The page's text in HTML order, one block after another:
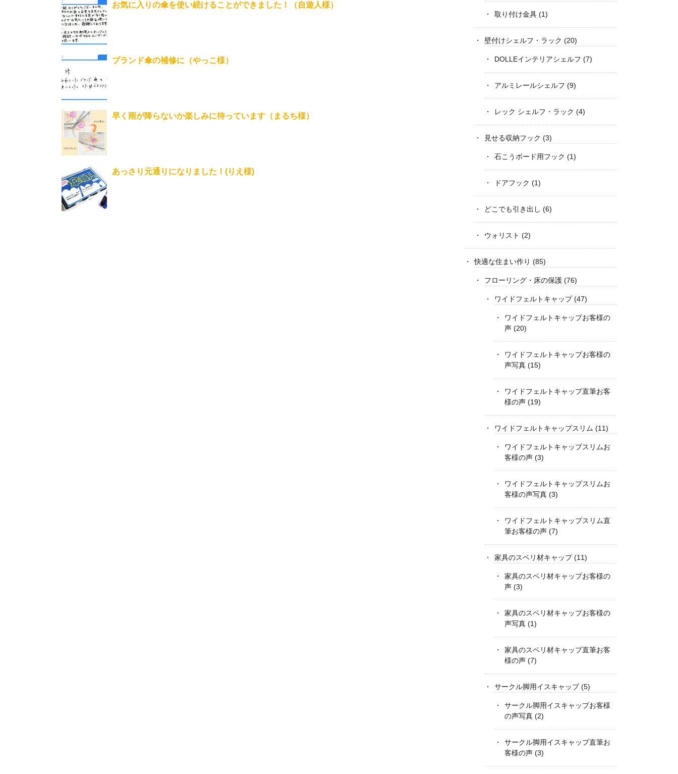
お気に入りの傘を使い続けることができました！（自遊人様）
ブランド傘の補修に（やっこ様）
早く雨が降らないか楽しみに待っています（まるち様）
あっさり元通りになりました！(りえ様)
取り付け金具(1)
壁付けシェルフ・ラック (20)
DOLLEインテリアシェルフ (7)
アルミレールシェルフ (9)
レック シェルフ・ラック (4)
見せる収納フック (3)
石こうボード用フック (1)
ドアフック (1)
どこでも引き出し (6)
ウォリスト (2)
快適な住まい作り (85)
フローリング・床の保護(76)
ワイドフェルトキャップ(47)
ワイドフェルトキャップお客様の
声(20)
ワイドフェルトキャップお客様の
声写真(15)
ワイドフェルトキャップ直筆お客
様の声(19)
ワイドフェルトキャップスリム (11)
ワイドフェルトキャップスリムお
客様の声(3)
ワイドフェルトキャップスリムお
客様の声写真(3)
ワイドフェルトキャップスリム直
筆お客様の声(7)
家具のスベリ材キャップ(11)
家具のスベリ材キャップお客様の
声(3)
家具のスベリ材キャップお客様の
声写真(1)
家具のスベリ材キャップ直筆お客
様の声(7)
サークル脚用イスキャップ(5)
サークル脚用イスキャップお客様
の声写真(2)
サークル脚用イスキャップ直筆お
客様の声(3)